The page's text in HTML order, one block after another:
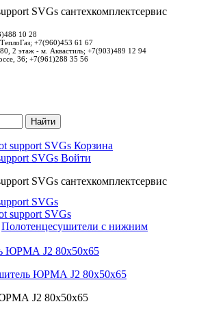
SVGs сантехкомплектсервис
10 28
+7(960)453 61 67
2 этаж - м. Аквастиль; +7(903)489 12 94
36; +7(961)288 35 56
Найти
support SVGs Корзина
SVGs Войти
SVGs сантехкомплектсервис
SVGs
support SVGs
Полотенцесушители с нижним
J2 80х50х65